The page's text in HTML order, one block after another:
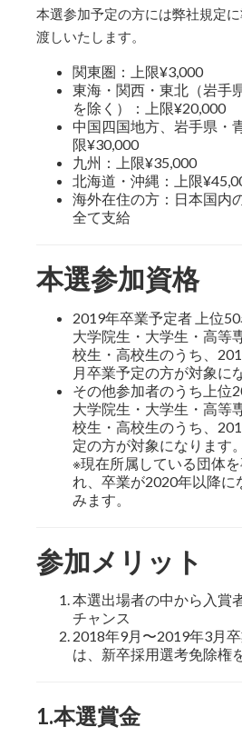
本選参加予定の方には弊社規定
渡しいたします。
関東圏：上限¥3,000
東海・関西・東北（岩手
を除く）：上限¥20,000
中国四国地方、岩手県・
限¥30,000
九州：上限¥35,000
北海道・沖縄：上限
海外在住の方：日本国内
全て支給
本選参加資格
2019年卒業予定者 上位50
大学院生・大学生・高等
校生・高校生のうち、
月卒業予定の方が対象に
その他参加者のうち上位
大学院生・大学生・高等
校生・高校生のうち、
定の方が対象になります。
※現在所属している団体
れ、卒業が2020年以降に
みます。
参加メリット
本選出場者の中から入賞
チャンス
2018年9月〜2019年3月
は、新卒採用選考免除権
1.本選賞金